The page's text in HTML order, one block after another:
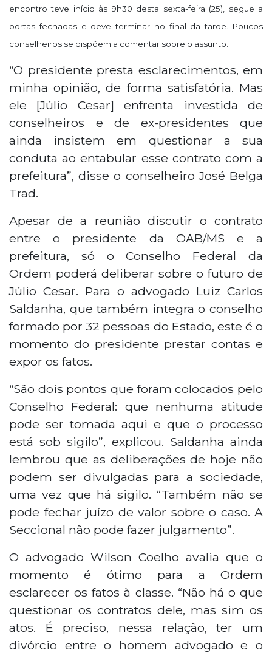
encontro teve início às 9h30 desta sexta-feira (25), segue a
portas fechadas e deve terminar no final da tarde. Poucos
conselheiros se dispõem a comentar sobre o assunto.
“O presidente presta esclarecimentos, em
minha opinião, de forma satisfatória. Mas
ele [Júlio Cesar] enfrenta investida de
conselheiros e de ex-presidentes que
ainda insistem em questionar a sua
conduta ao entabular esse contrato com a
prefeitura”, disse o conselheiro José Belga
Trad.
Apesar de a reunião discutir o contrato
entre o presidente da OAB/MS e a
prefeitura, só o Conselho Federal da
Ordem poderá deliberar sobre o futuro de
Júlio Cesar. Para o advogado Luiz Carlos
Saldanha, que também integra o conselho
formado por 32 pessoas do Estado, este é o
momento do presidente prestar contas e
expor os fatos.
“São dois pontos que foram colocados pelo
Conselho Federal: que nenhuma atitude
pode ser tomada aqui e que o processo
está sob sigilo”, explicou. Saldanha ainda
lembrou que as deliberações de hoje não
podem ser divulgadas para a sociedade,
uma vez que há sigilo. “Também não se
pode fechar juízo de valor sobre o caso. A
Seccional não pode fazer julgamento”.
O advogado Wilson Coelho avalia que o
momento é ótimo para a Ordem
esclarecer os fatos à classe. “Não há o que
questionar os contratos dele, mas sim os
atos. É preciso, nessa relação, ter um
divórcio entre o homem advogado e o